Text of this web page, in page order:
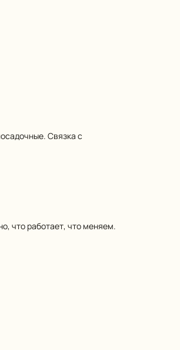
Связка с
что работает, что меняем.